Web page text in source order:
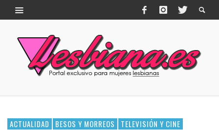
ACTUALIDAD BESOS Y MORREOS TELEVISIÓN Y CINE